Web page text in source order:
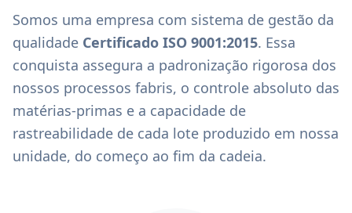
Somos uma empresa com sistema de gestão da
qualidade Certificado ISO 9001:2015. Essa
conquista assegura a padronização rigorosa dos
nossos processos fabris, o controle absoluto das
matérias-primas e a capacidade de
rastreabilidade de cada lote produzido em nossa
unidade, do começo ao fim da cadeia.